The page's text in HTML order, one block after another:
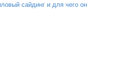
сайдинг и для чего он